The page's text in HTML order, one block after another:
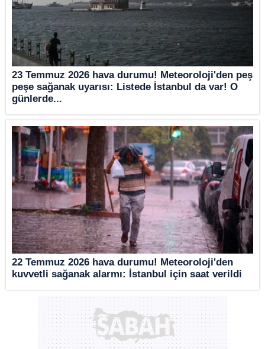
23 Temmuz 2026 hava durumu! Meteoroloji'den peş
peşe sağanak uyarısı: Listede İstanbul da var! O
günlerde...
22 Temmuz 2026 hava durumu! Meteoroloji'den
kuvvetli sağanak alarmı: İstanbul için saat verildi